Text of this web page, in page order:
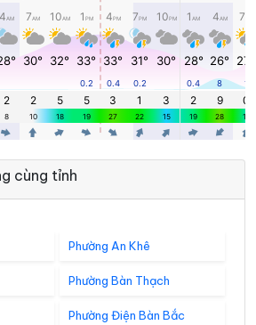
cùng tỉnh
Phường An Khê
Phường Bàn Thạch
Phường Điện Bàn Bắc